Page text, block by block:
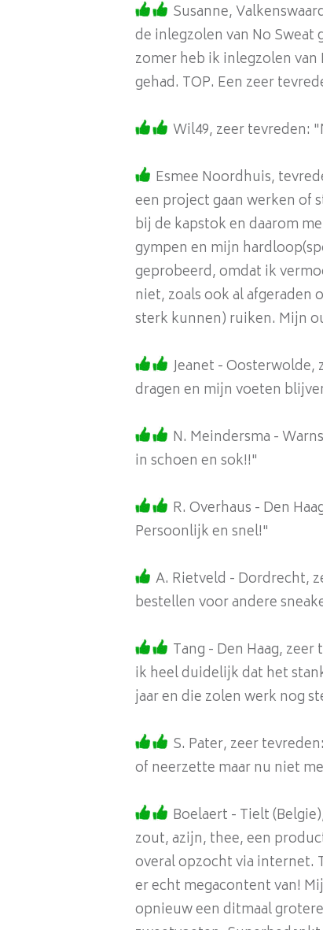
Susanne,
de inlegzolen van No
zomer heb ik inlegzolen
gehad. TOP. Een zeer
Wil49, zeer tevreden:
Esmee Noordhuis,
een project gaan werken of
bij de kapstok en daarom
gympen en mijn
geprobeerd, omdat ik
niet, zoals ook al afgeraden
sterk kunnen) ruiken. Mijn
Jeanet -
dragen en mijn voeten
N. Meindersma -
in schoen en sok!!"
R. Overhaus - Den
Persoonlijk en snel!"
A. Rietveld - Dordrecht,
bestellen voor andere
Tang - Den Haag,
ik heel duidelijk dat het
jaar en die zolen werk nog
S. Pater, zeer
of neerzette maar nu niet
Boelaert - Tielt
zout, azijn, thee, een
overal opzocht via internet.
er echt megacontent van!
opnieuw een ditmaal